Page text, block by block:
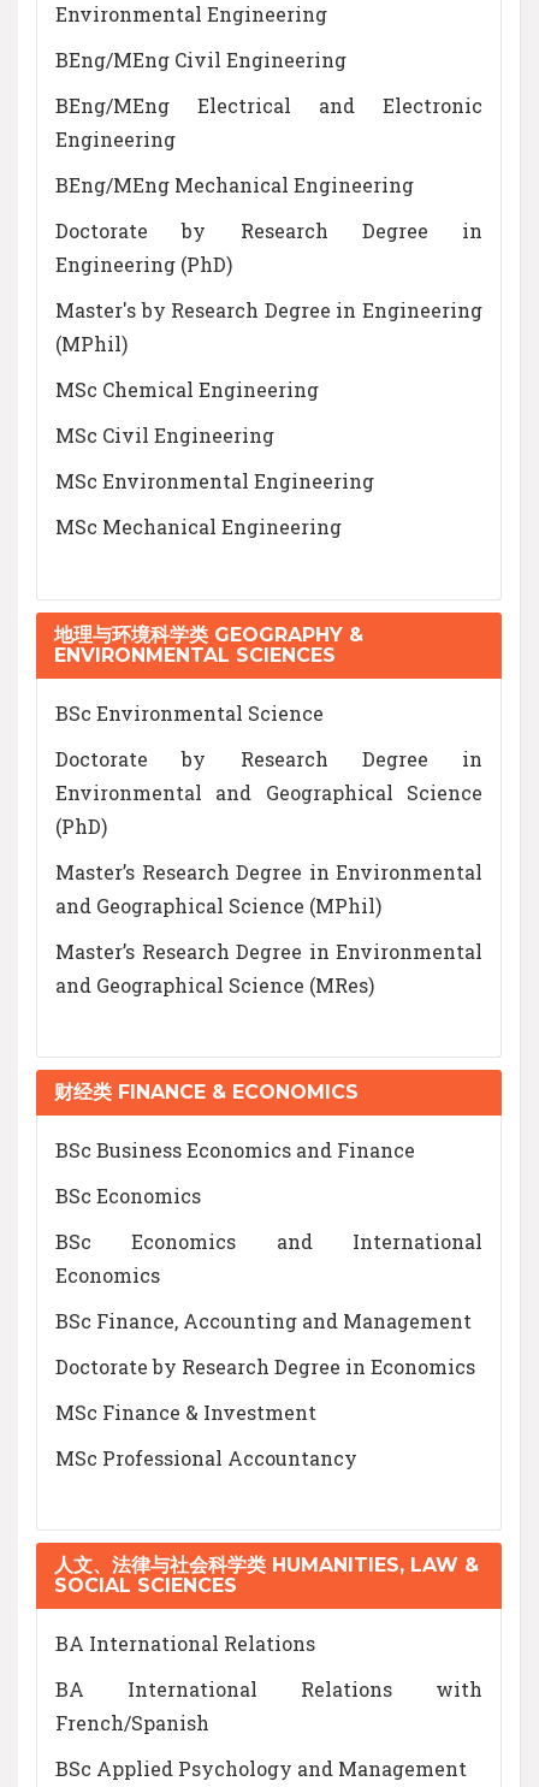
Environmental Engineering
BEng/MEng Civil Engineering
BEng/MEng Electrical and Electronic
Engineering
BEng/MEng Mechanical Engineering
Doctorate by Research Degree in
Engineering (PhD)
Master's by Research Degree in Engineering
(MPhil)
MSc Chemical Engineering
MSc Civil Engineering
MSc Environmental Engineering
MSc Mechanical Engineering
地理与环境科学类 GEOGRAPHY &
ENVIRONMENTAL SCIENCES
BSc Environmental Science
Doctorate by Research Degree in
Environmental and Geographical Science
(PhD)
Master’s Research Degree in Environmental
and Geographical Science (MPhil)
Master’s Research Degree in Environmental
and Geographical Science (MRes)
财经类 FINANCE & ECONOMICS
BSc Business Economics and Finance
BSc Economics
BSc Economics and International
Economics
BSc Finance, Accounting and Management
Doctorate by Research Degree in Economics
MSc Finance & Investment
MSc Professional Accountancy
人文、法律与社会科学类 HUMANITIES, LAW &
SOCIAL SCIENCES
BA International Relations
BA International Relations with
French/Spanish
BSc Applied Psychology and Management